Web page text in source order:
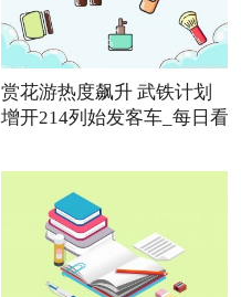
赏花游热度飙升 武铁计划
增开214列始发客车_每日看